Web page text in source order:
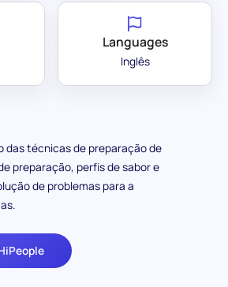
das técnicas de preparação de
preparação, perfis de sabor e
de problemas para a
Languages
Inglês